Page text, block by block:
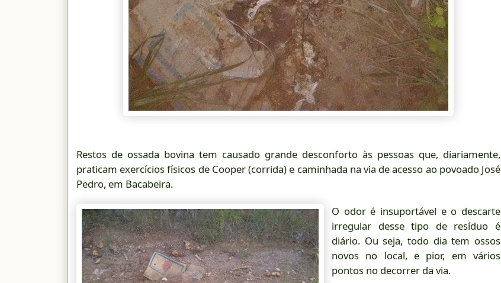
Restos de ossada bovina tem causado grande desconforto às pessoas que, diariamente,
praticam exercícios físicos de Cooper (corrida) e caminhada na via de acesso ao povoado José
Pedro, em Bacabeira.
O odor é insuportável e o descarte
irregular desse tipo de resíduo é
diário. Ou seja, todo dia tem ossos
novos no local, e pior, em vários
pontos no decorrer da via.